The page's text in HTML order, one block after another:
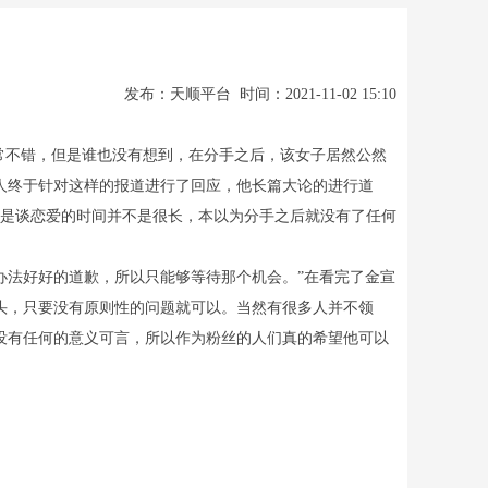
发布：天顺平台 时间：2021-11-02 15:10
错，但是谁也没有想到，在分手之后，该女子居然公然
于针对这样的报道进行了回应，他长篇大论的进行道
谈恋爱的时间并不是很长，本以为分手之后就没有了任何
好好的道歉，所以只能够等待那个机会。”在看完了金宣
只要没有原则性的问题就可以。当然有很多人并不领
任何的意义可言，所以作为粉丝的人们真的希望他可以